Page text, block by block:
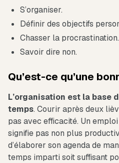
S’organiser.
Définir des objectifs
Chasser la procrastination.
Savoir dire non.
Qu’est-ce qu’une
L’organisation est la base
temps. Courir après deux
pas avec efficacité. Un
signifie pas non plus
d’élaborer son agenda de
temps imparti soit suffisant